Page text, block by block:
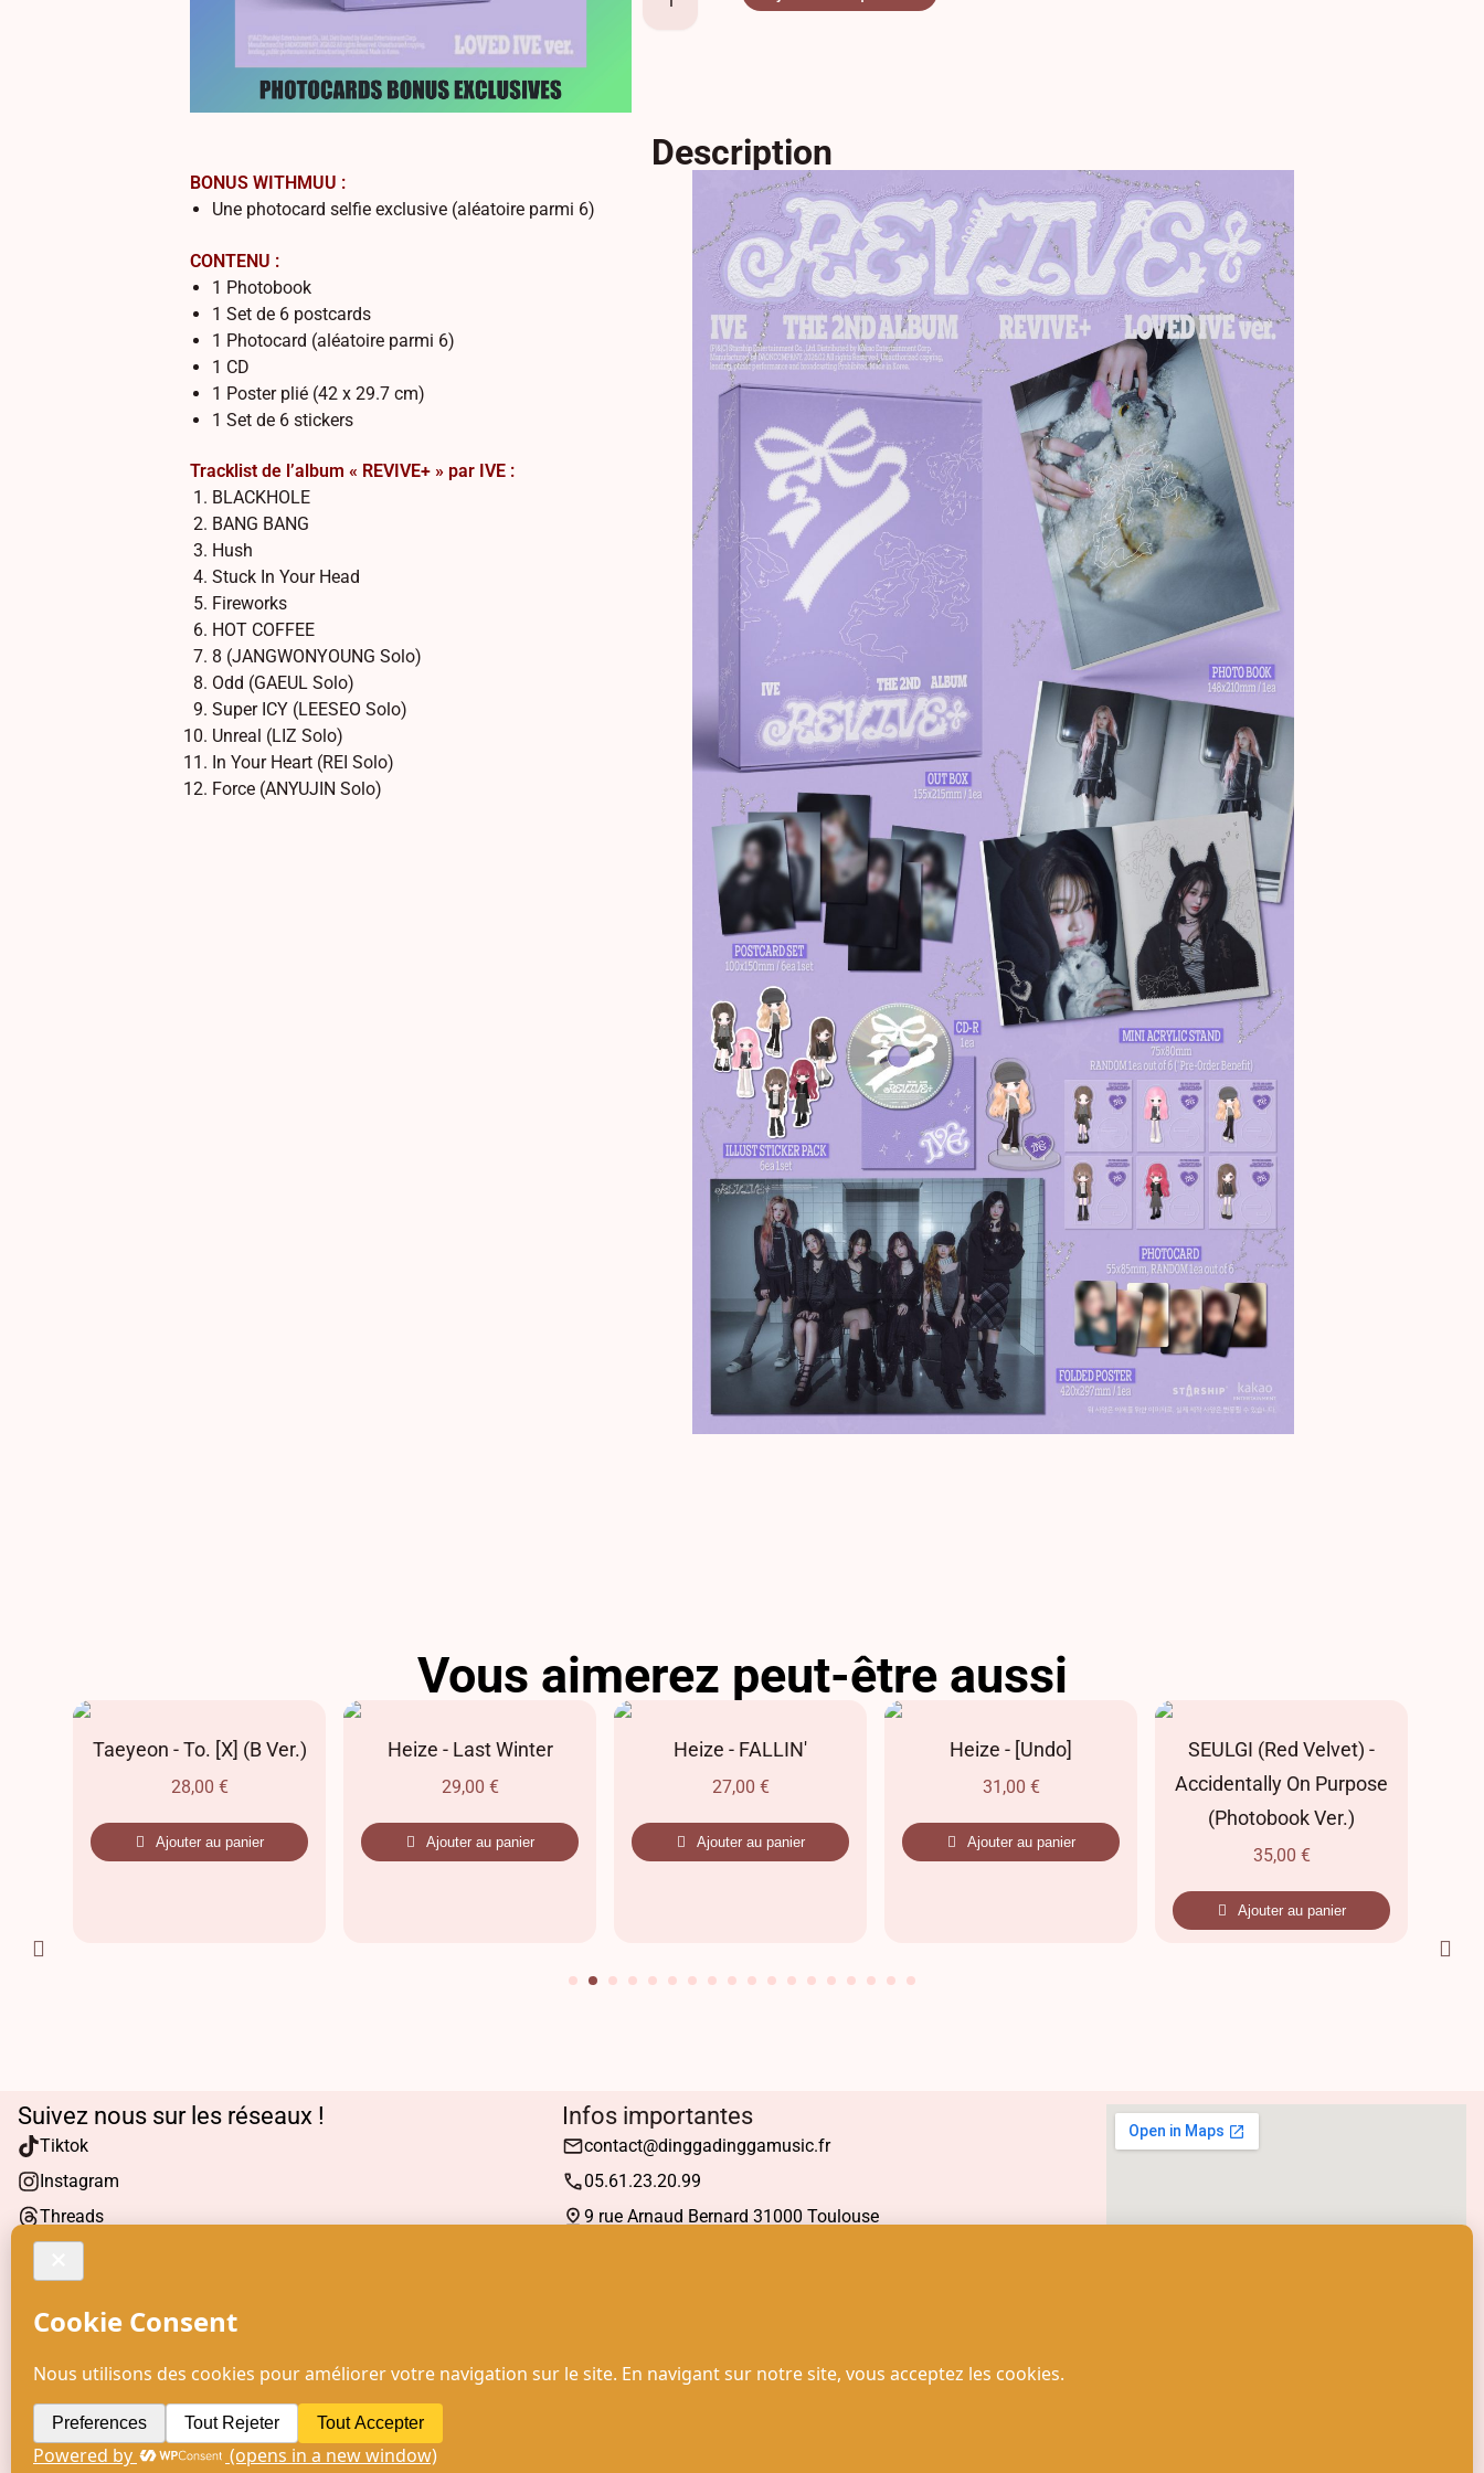
Description
BONUS WITHMUU :
Une photocard selfie exclusive (aléatoire parmi 6)
CONTENU :
1 Photobook
1 Set de 6 postcards
1 Photocard (aléatoire parmi 6)
1 CD
1 Poster plié (42 x 29.7 cm)
1 Set de 6 stickers
Tracklist de l’album « REVIVE+ » par IVE :
BLACKHOLE
BANG BANG
Hush
Stuck In Your Head
Fireworks
HOT COFFEE
8 (JANGWONYOUNG Solo)
Odd (GAEUL Solo)
Super ICY (LEESEO Solo)
Unreal (LIZ Solo)
In Your Heart (REI Solo)
Force (ANYUJIN Solo)
Vous aimerez peut-être aussi
Taeyeon - To. [X] (B Ver.)
28,00 €
Ajouter au panier
Heize - Last Winter
29,00 €
Ajouter au panier
Heize - FALLIN'
27,00 €
Ajouter au panier
Heize - [Undo]
31,00 €
Ajouter au panier
SEULGI (Red Velvet) -
Accidentally On Purpose
(Photobook Ver.)
35,00 €
Ajouter au panier
Suivez nous sur les réseaux !
Tiktok
Instagram
Threads
Infos importantes
contact@dinggadinggamusic.fr
05.61.23.20.99
9 rue Arnaud Bernard 31000 Toulouse